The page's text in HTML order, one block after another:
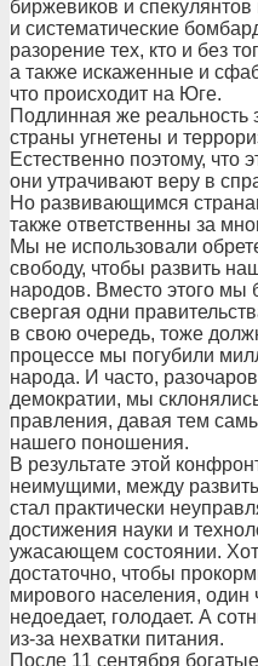
биржевиков и
и систематические
разорение тех, кто и без
а также искаженные и
что происходит на Юге.
Подлинная же реальность
страны угнетены и
Естественно поэтому, что
они утрачивают веру в
Но развивающимся
также ответственны за
Мы не использовали
свободу, чтобы развить
народов. Вместо этого
свергая одни
в свою очередь, тоже
процессе мы погубили
народа. И часто,
демократии, мы
правления, давая тем
нашего поношения.
В результате этой
неимущими, между
стал практически
достижения науки и
ужасающем состоянии.
достаточно, чтобы
мирового населения, один
недоедает, голодает. А
из-за нехватки питания.
После 11 сентября